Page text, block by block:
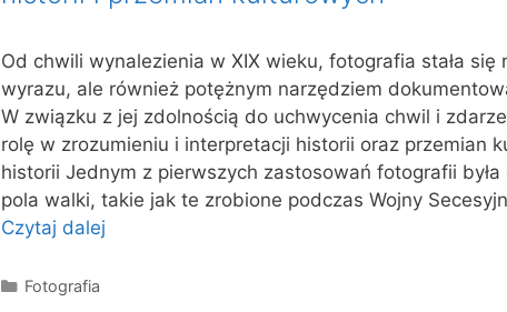
Od chwili wynalezienia w XIX wieku, fotografia stała
wyrazu, ale również potężnym narzędziem
W związku z jej zdolnością do uchwycenia chwil i
rolę w zrozumieniu i interpretacji historii oraz przemian
historii Jednym z pierwszych zastosowań fotografii
pola walki, takie jak te zrobione podczas Wojny
Czytaj dalej
Kategorie
Fotografia